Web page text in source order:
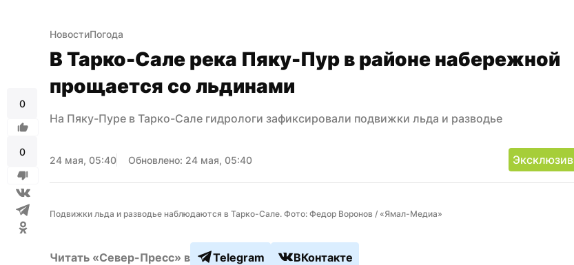
0
0
НовостиПогода
В Тарко-Сале река Пяку-Пур в районе набережной
прощается со льдинами
На Пяку-Пуре в Тарко-Сале гидрологи зафиксировали подвижки льда и разводье
24 мая, 05:40 Обновлено: 24 мая, 05:40 Эксклюзив
Подвижки льда и разводье наблюдаются в Тарко-Сале. Фото: Федор Воронов / «Ямал-Медиа»
Читать «Север-Пресс» в Telegram ВКонтакте